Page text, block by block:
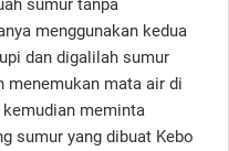
sumur tanpa
menggunakan kedua
dan digalilah sumur
menemukan mata air di
meminta
sumur yang dibuat Kebo